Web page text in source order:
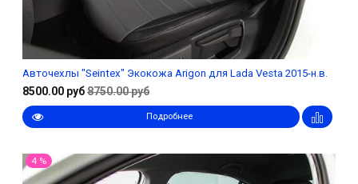
Авточехлы "Seintex" Экокожа Arigon для Lada Vesta 2015-н.в.
8500.00 руб8750.00 руб
Подробнее
4 %